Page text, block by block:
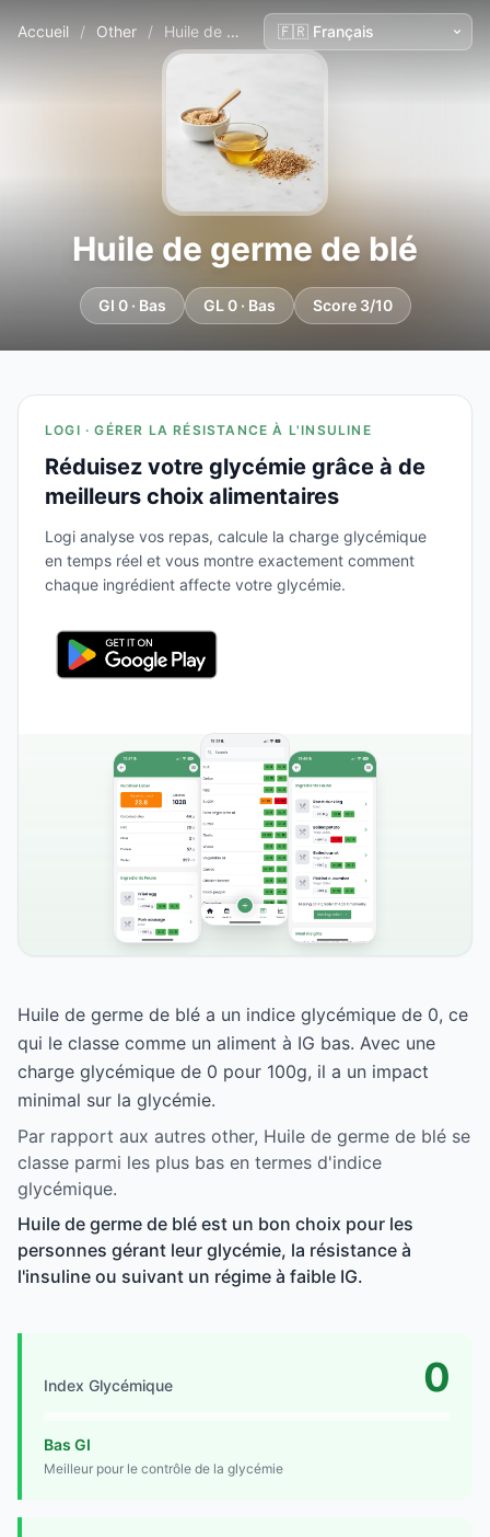
Accueil / Other / Huile de germe de blé
Huile de germe de blé
GI 0 · Bas GL 0 · Bas Score 3/10
LOGI · GÉRER LA RÉSISTANCE À L'INSULINE
Réduisez votre glycémie grâce à de
meilleurs choix alimentaires
Logi analyse vos repas, calcule la charge glycémique
en temps réel et vous montre exactement comment
chaque ingrédient affecte votre glycémie.
Huile de germe de blé a un indice glycémique de 0, ce
qui le classe comme un aliment à IG bas. Avec une
charge glycémique de 0 pour 100g, il a un impact
minimal sur la glycémie.
Par rapport aux autres other, Huile de germe de blé se
classe parmi les plus bas en termes d'indice
glycémique.
Huile de germe de blé est un bon choix pour les
personnes gérant leur glycémie, la résistance à
l'insuline ou suivant un régime à faible IG.
Index Glycémique 0
Bas GI
Meilleur pour le contrôle de la glycémie